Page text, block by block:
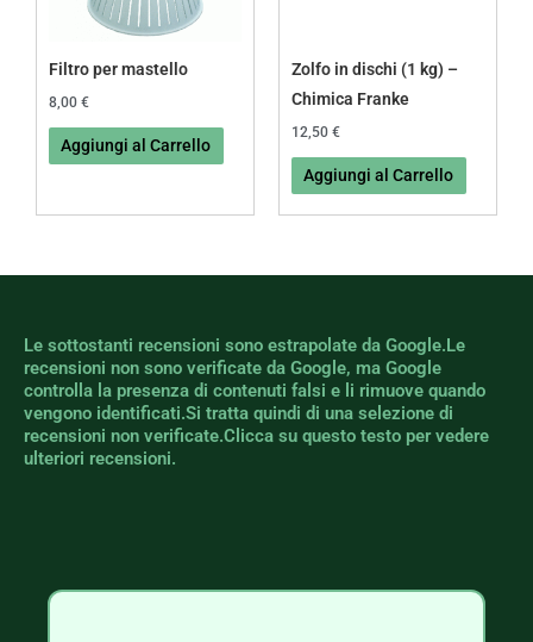
Filtro per mastello
8,00 €
Aggiungi al Carrello
Zolfo in dischi (1 kg) –
Chimica Franke
12,50 €
Aggiungi al Carrello
Le sottostanti recensioni sono estrapolate da Google.Le
recensioni non sono verificate da Google, ma Google
controlla la presenza di contenuti falsi e li rimuove quando
vengono identificati.Si tratta quindi di una selezione di
recensioni non verificate.Clicca su questo testo per vedere
ulteriori recensioni.